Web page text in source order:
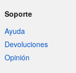
Soporte
Ayuda
Devoluciones
Opinión